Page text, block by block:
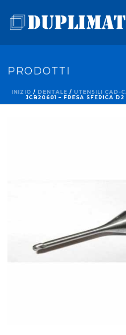
PRODOTTI
INIZIO / DENTALE / UTENSILI CAD-
JCB20601 – FRESA SFERICA